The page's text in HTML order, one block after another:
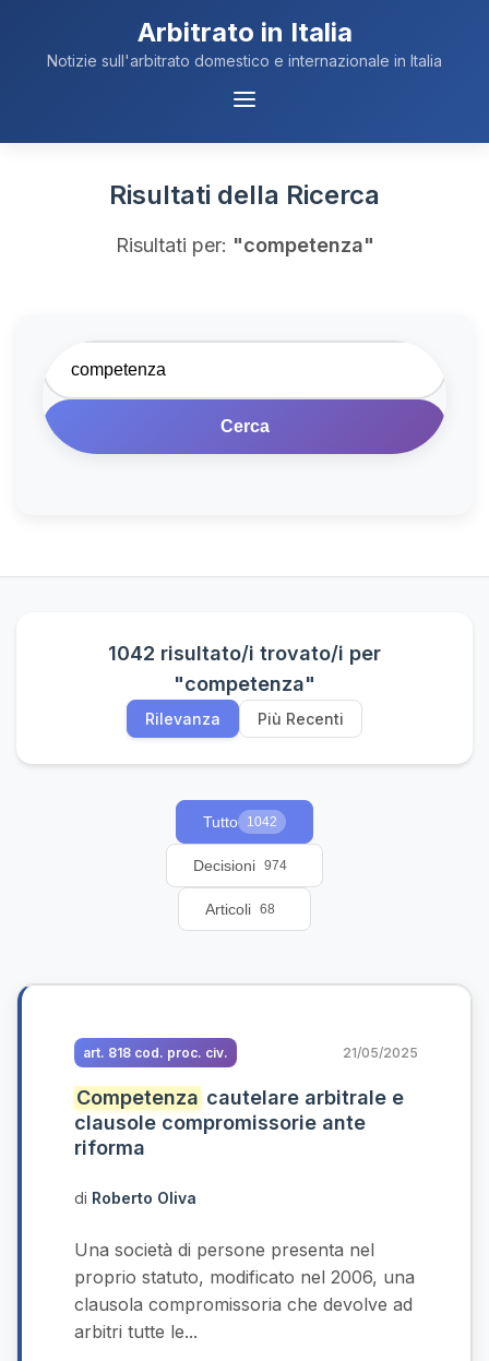
Arbitrato in Italia
Notizie sull'arbitrato domestico e internazionale in Italia
Menu
Risultati della Ricerca
Risultati per: "competenza"
Cerca
1042 risultato/i trovato/i per
"competenza"
Rilevanza Più Recenti
Tutto 1042
Decisioni 974
Articoli 68
art. 818 cod. proc. civ. 21/05/2025
Competenza cautelare arbitrale e
clausole compromissorie ante
riforma
di Roberto Oliva
Una società di persone presenta nel
proprio statuto, modificato nel 2006, una
clausola compromissoria che devolve ad
arbitri tutte le...